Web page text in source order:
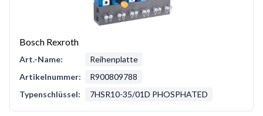
Bosch Rexroth
Art.-Name:
Reihenplatte
Artikelnummer:
R900809788
Typenschlüssel:
7HSR10-35/01D PHOSPHATED